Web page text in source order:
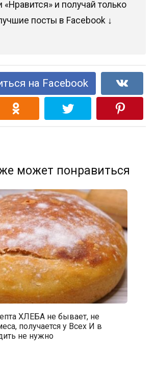
и получай только
посты в Facebook ↓
на Facebook
может понравиться
ХЛЕБА не бывает, не
получается у Всех И в
не нужно